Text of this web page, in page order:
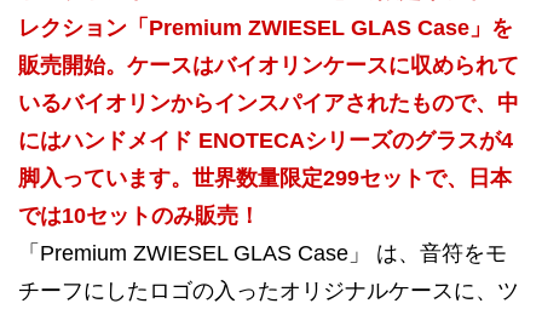
レクション「Premium ZWIESEL GLAS Case」を
販売開始。ケースはバイオリンケースに収められて
いるバイオリンからインスパイアされたもので、中
にはハンドメイド ENOTECAシリーズのグラスが4
脚入っています。世界数量限定299セットで、日本
では10セットのみ販売！
「Premium ZWIESEL GLAS Case」 は、音符をモ
チーフにしたロゴの入ったオリジナルケースに、ツ